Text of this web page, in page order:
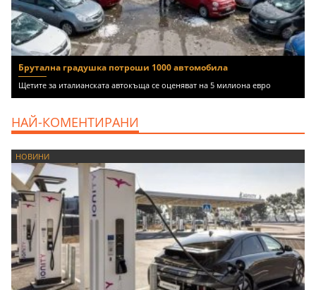
Брутална градушка потроши 1000 автомобила
Щетите за италианската автокъща се оценяват на 5 милиона евро
НАЙ-КОМЕНТИРАНИ
НОВИНИ